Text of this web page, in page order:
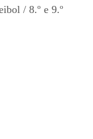
/ 8.º e 9.º